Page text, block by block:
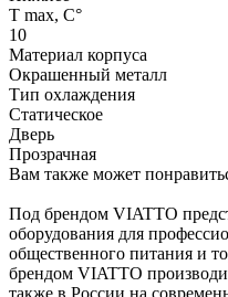
Т max, С°
10
Материал корпуса
Окрашенный металл
Тип охлаждения
Статическое
Дверь
Прозрачная
Вам также может
Под брендом VIATTO
оборудования для
общественного питания и
брендом VIATTO
также в России на